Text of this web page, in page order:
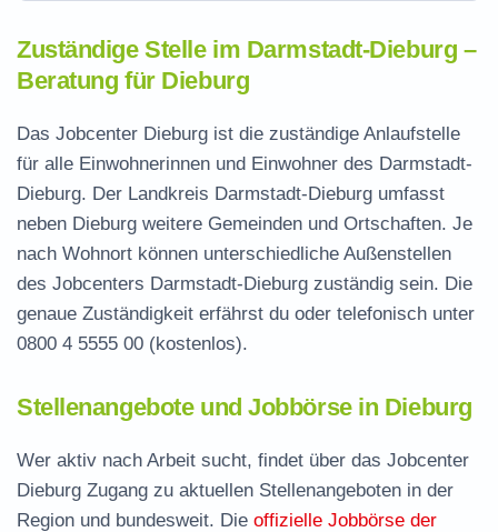
Zuständige Stelle im Darmstadt-Dieburg –
Beratung für Dieburg
Das Jobcenter Dieburg ist die zuständige Anlaufstelle
für alle Einwohnerinnen und Einwohner des Darmstadt-
Dieburg. Der Landkreis Darmstadt-Dieburg umfasst
neben Dieburg weitere Gemeinden und Ortschaften. Je
nach Wohnort können unterschiedliche Außenstellen
des Jobcenters Darmstadt-Dieburg zuständig sein. Die
genaue Zuständigkeit erfährst du oder telefonisch unter
0800 4 5555 00 (kostenlos).
Stellenangebote und Jobbörse in Dieburg
Wer aktiv nach Arbeit sucht, findet über das Jobcenter
Dieburg Zugang zu aktuellen Stellenangeboten in der
Region und bundesweit. Die offizielle Jobbörse der